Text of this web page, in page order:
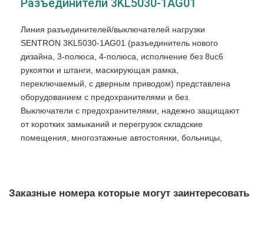
Разъединители 3KL5030-1AG01
Линия разъединителей/выключателей нагрузки
SENTRON 3KL5030-1AG01 (разъединитель нового
дизайна, 3-полюса, 4-полюса, исполнение без 8uc6
рукоятки и штанги, маскирующая рамка,
переключаемый, с дверным приводом) представлена
оборудованием с предохранителями и без.
Выключатели с предохранителями, надежно защищают
от коротких замыканий и перегрузок складские
помещения, многоэтажные автостоянки, больницы,
Активируемые вручную, 3 или 4-полюсные выключатели
Заказные номера которые могут заинтересовать